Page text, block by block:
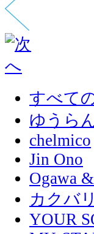
すべて
ゆうら
chelmico
Jin Ono
Ogawa
カクバ
YOUR